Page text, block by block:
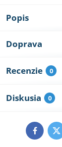
Popis
Doprava
Recenzie 0
Diskusia 0